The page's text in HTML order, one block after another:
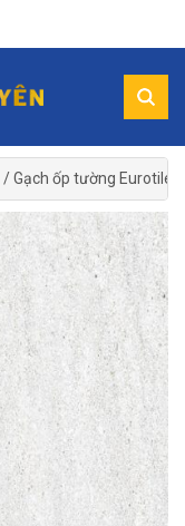
/Gạch ốp tường Eurotile